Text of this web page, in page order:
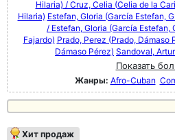
Hilaria) / Cruz, Celia (Celia de la
Hilaria) Estefan, Gloria (García Estefan,
/ Estefan, Gloria (García Estefan,
Fajardo) Prado, Perez (Prado, Dámaso
Dámaso Pérez) Sandoval,
Показать
Жанры: Afro-Cuban
Хит продаж